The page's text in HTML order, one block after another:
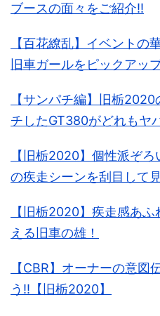
ブースの面々をご紹介!!
【百花繚乱】イベントの
旧車ガールをピックアップ
【サンパチ編】旧栃
チしたGT380がどれもヤ
【旧栃2020】個性派ぞ
の疾走シーンを刮目して
【旧栃2020】疾走感あ
える旧車の雄！
【CBR】オーナーの意図
う!!【旧栃2020】